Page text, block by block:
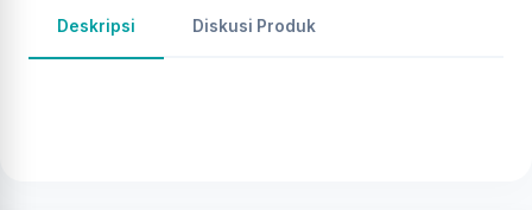
Deskripsi Diskusi Produk